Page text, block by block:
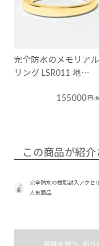
完全防水のメモリアル
リング LSR011 地…
155000円 (
この商品が紹
完全防水の樹脂封入アクセ
人気商品
家族を想う、祈